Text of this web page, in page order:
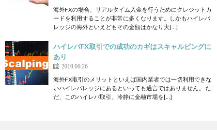
海外FXの場合、リアルタイム入金を行うためにクレジットカ
ードを利用することが非常に多くなります。しかもハイレバ
レッジの海外といえどもその金額はかなり大[…]
ハイレバFX取引での成功のカギはスキャルピングに
あり
2019.06.26
海外FX取引のメリットといえば国内業者では一切利用できな
いハイレバレッジにあるといっても過言ではありません。 た
だ、このハイレバ取引、冷静に金融市場を[…]